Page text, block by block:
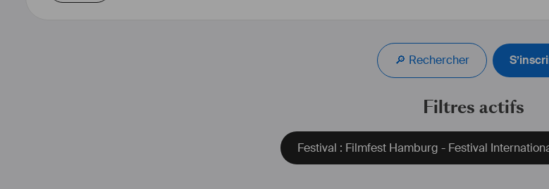
🔎 Rechercher
Filtres actifs
Festival : Filmfest Hamburg - Festival
A étudié à la HFF Munich dans le département
https://camilletricaud.com/